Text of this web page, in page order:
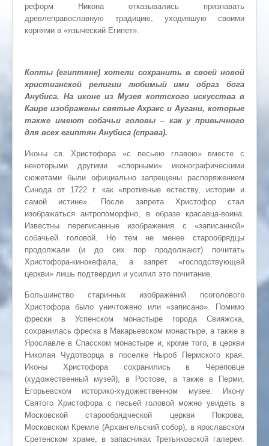
реформ Никона отказывались признавать
древлеправославную традицию, уходившую своими
корнями в «языческий Египет».
Копты (египтяне) хотели сохранить в своей новой
христианской религии любимый ими образ бога
Анубиса. На иконе из Музея коптского искусства в
Каире изображены святые Ахракс и Аугани, которые
также имеют собачьи головы – как у привычного
для всех египтян Анубиса (справа).
Иконы св. Христофора «с песьею главою» вместе с
некоторыми другими «спорными» иконографическими
сюжетами были официально запрещены распоряжением
Синода от 1722 г. как «противные естеству, истории и
самой истине». После запрета Христофор стал
изображаться антропоморфно, в образе красавца-воина.
Известны переписанные изображения с «записанной»
собачьей головой. Но тем не менее старообрядцы
продолжали (и до сих пор продолжают) почитать
Христофора-кинокефала, а запрет «господствующей
церкви» лишь подтвердил и усилил это почитание.
Большинство старинных изображений псоголового
Христофора было уничтожено или «записано». Помимо
фрески в Успенском монастыре города Свияжска,
сохранилась фреска в Макарьевском монастыре, а также в
Ярославле в Спасском монастыре и, кроме того, в церкви
Николая Чудотворца в поселке Ныроб Пермского края.
Иконы Христофора сохранились в Череповце
(художественный музей), в Ростове, а также в Перми,
Егорьевском историко-художественном музее. Икону
Святого Христофора с песьей головой можно увидеть в
Московской старообрядческой церкви Покрова,
Московском Кремле (Архангельский собор), в ярославском
Сретенском храме, в запасниках Третьяковской галереи.